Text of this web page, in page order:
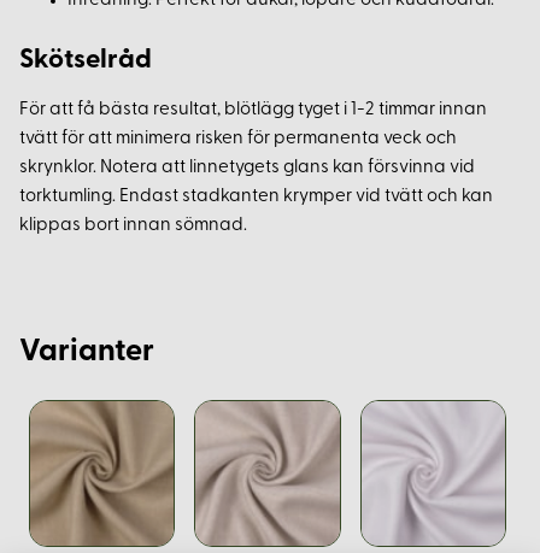
Skötselråd
För att få bästa resultat, blötlägg tyget i 1-2 timmar innan
tvätt för att minimera risken för permanenta veck och
skrynklor. Notera att linnetygets glans kan försvinna vid
torktumling. Endast stadkanten krymper vid tvätt och kan
klippas bort innan sömnad.
Varianter